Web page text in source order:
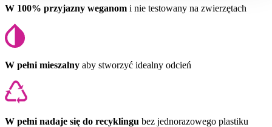
W 100% przyjazny weganom i nie testowany na zwierzętach
W pełni mieszalny aby stworzyć idealny odcień
W pełni nadaje się do recyklingu bez jednorazowego plastiku